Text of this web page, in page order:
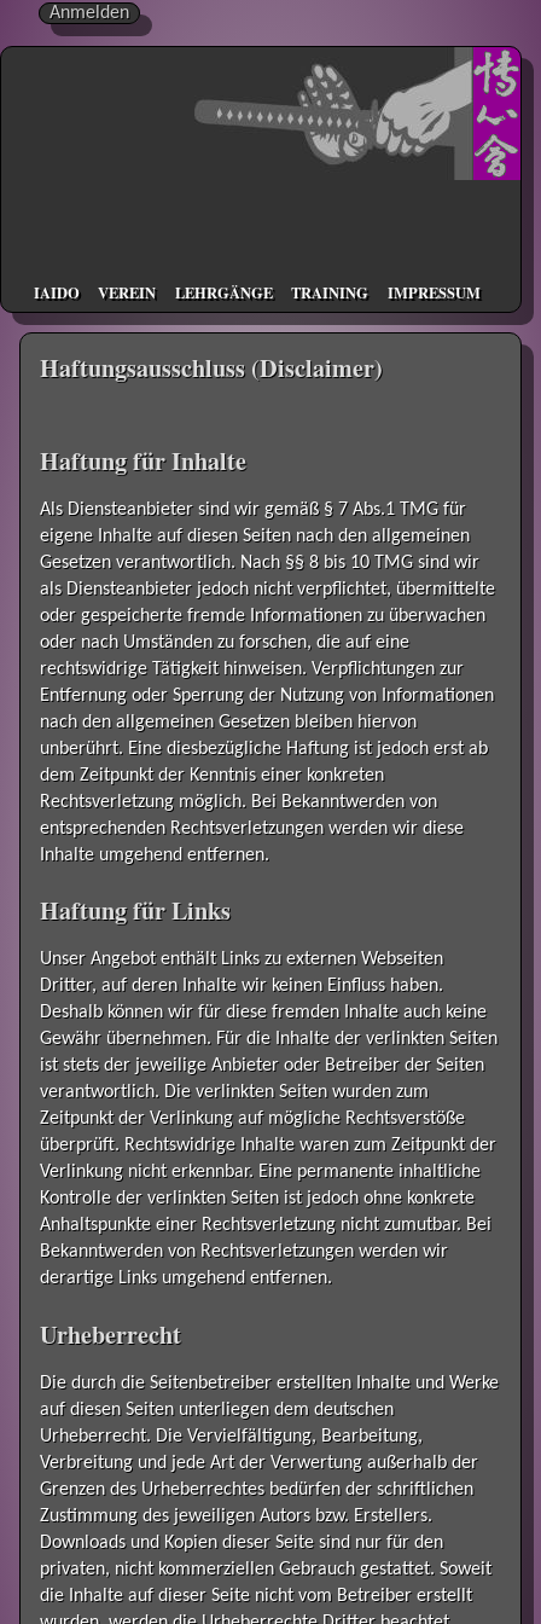
Anmelden
IAIDO VEREIN LEHRGÄNGE TRAINING IMPRESSUM
Haftungsausschluss (Disclaimer)
Haftung für Inhalte
Als Diensteanbieter sind wir gemäß § 7 Abs.1 TMG für
eigene Inhalte auf diesen Seiten nach den allgemeinen
Gesetzen verantwortlich. Nach §§ 8 bis 10 TMG sind wir
als Diensteanbieter jedoch nicht verpflichtet, übermittelte
oder gespeicherte fremde Informationen zu überwachen
oder nach Umständen zu forschen, die auf eine
rechtswidrige Tätigkeit hinweisen. Verpflichtungen zur
Entfernung oder Sperrung der Nutzung von Informationen
nach den allgemeinen Gesetzen bleiben hiervon
unberührt. Eine diesbezügliche Haftung ist jedoch erst ab
dem Zeitpunkt der Kenntnis einer konkreten
Rechtsverletzung möglich. Bei Bekanntwerden von
entsprechenden Rechtsverletzungen werden wir diese
Inhalte umgehend entfernen.
Haftung für Links
Unser Angebot enthält Links zu externen Webseiten
Dritter, auf deren Inhalte wir keinen Einfluss haben.
Deshalb können wir für diese fremden Inhalte auch keine
Gewähr übernehmen. Für die Inhalte der verlinkten Seiten
ist stets der jeweilige Anbieter oder Betreiber der Seiten
verantwortlich. Die verlinkten Seiten wurden zum
Zeitpunkt der Verlinkung auf mögliche Rechtsverstöße
überprüft. Rechtswidrige Inhalte waren zum Zeitpunkt der
Verlinkung nicht erkennbar. Eine permanente inhaltliche
Kontrolle der verlinkten Seiten ist jedoch ohne konkrete
Anhaltspunkte einer Rechtsverletzung nicht zumutbar. Bei
Bekanntwerden von Rechtsverletzungen werden wir
derartige Links umgehend entfernen.
Urheberrecht
Die durch die Seitenbetreiber erstellten Inhalte und Werke
auf diesen Seiten unterliegen dem deutschen
Urheberrecht. Die Vervielfältigung, Bearbeitung,
Verbreitung und jede Art der Verwertung außerhalb der
Grenzen des Urheberrechtes bedürfen der schriftlichen
Zustimmung des jeweiligen Autors bzw. Erstellers.
Downloads und Kopien dieser Seite sind nur für den
privaten, nicht kommerziellen Gebrauch gestattet. Soweit
die Inhalte auf dieser Seite nicht vom Betreiber erstellt